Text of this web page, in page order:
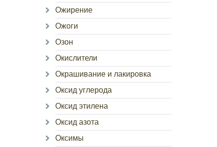
Ожирение
Ожоги
Озон
Окислители
Окрашивание и лакировка
Оксид углерода
Оксид этилена
Оксид азота
Оксимы